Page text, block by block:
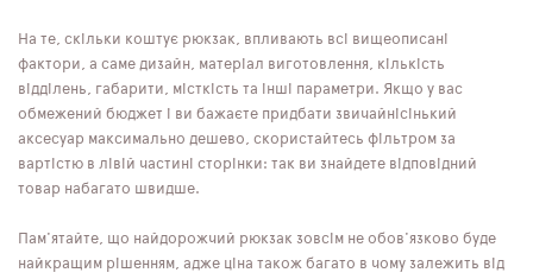
На те, скільки коштує рюкзак, впливають всі вищеописані
фактори, а саме дизайн, матеріал виготовлення, кількість
відділень, габарити, місткість та інші параметри. Якщо у вас
обмежений бюджет і ви бажаєте придбати звичайнісінький
аксесуар максимально дешево, скористайтесь фільтром за
вартістю в лівій частині сторінки: так ви знайдете відповідний
товар набагато швидше.
Пам'ятайте, що найдорожчий рюкзак зовсім не обов'язково буде
найкращим рішенням, адже ціна також багато в чому залежить від